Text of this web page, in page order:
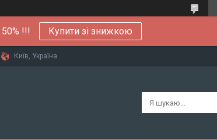
!!! Купити зі знижкою
Київ, Україна